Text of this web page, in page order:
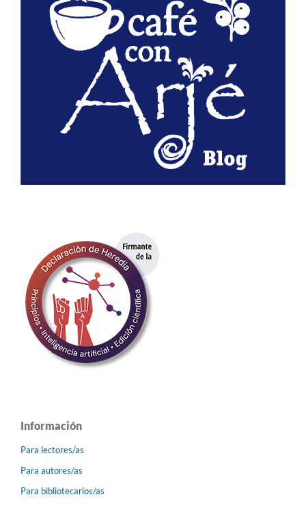
Información
Para lectores/as
Para autores/as
Para bibliotecarios/as